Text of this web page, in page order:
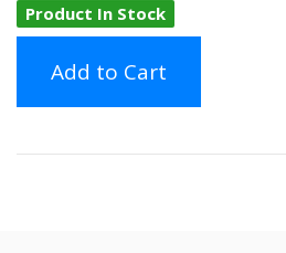
Product In Stock
Add to Cart